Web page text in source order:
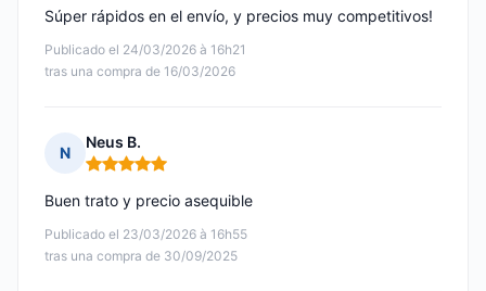
Publicado el 24/03/2026 à 16h21
tras una compra de 16/03/2026
Súper rápidos en el envío, y precios muy competitivos!
N
Neus B.
Nota: 5 de 5
Publicado el 23/03/2026 à 16h55
tras una compra de 30/09/2025
Buen trato y precio asequible